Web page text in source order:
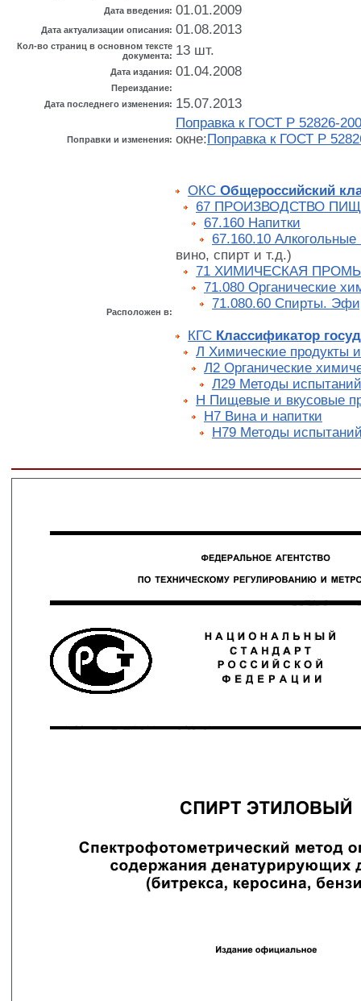
Дата введения: 01.01.2009
Дата актуализации описания: 01.08.2013
Кол-во страниц в основном тексте
документа: 13 шт.
Дата издания: 01.04.2008
Переиздание:
Дата последнего изменения: 15.07.2013
Поправки и изменения:
Поправка к ГОСТ Р 52826-
окне: Поправка к ГОСТ Р
Расположен в:
ОКС Общероссийский
67 ПРОИЗВОДСТВО
67.160 Напитки
67.160.10 Алкогольные
вино, спирт и т.д.)
71 ХИМИЧЕСКАЯ
71.080 Органические
71.080.60 Спирты.
КГС Классификатор
Л Химические продукты
Л2 Органические
Л29 Методы
Н Пищевые и вкусовые
Н7 Вина и напитки
Н79 Методы